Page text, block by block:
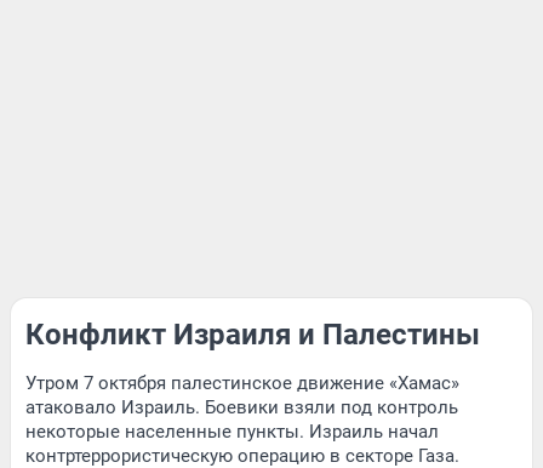
Конфликт Израиля и Палестины
Утром 7 октября палестинское движение «Хамас»
атаковало Израиль. Боевики взяли под контроль
некоторые населенные пункты. Израиль начал
контртеррористическую операцию в секторе Газа.